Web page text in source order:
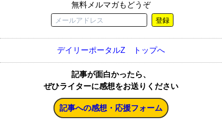
無料メルマガもどうぞ
登録
デイリーポータルZ トップへ
記事が面白かったら、
ぜひライターに感想をお送りください
記事への感想・応援フォーム